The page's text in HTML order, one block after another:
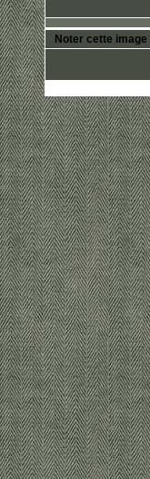
Noter cette image